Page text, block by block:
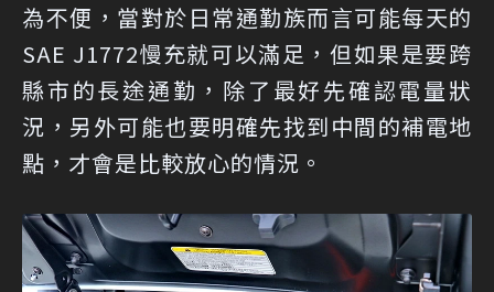
為不便，當對於日常通勤族而言可能每天的
SAE J1772慢充就可以滿足，但如果是要跨
縣市的長途通勤，除了最好先確認電量狀
況，另外可能也要明確先找到中間的補電地
點，才會是比較放心的情況。